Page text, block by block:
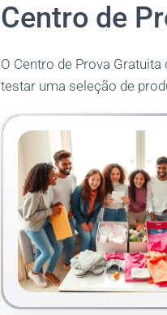
Centro de
O Centro de Prova
testar uma seleção de